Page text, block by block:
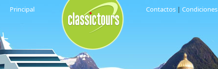
Principal Contactos |